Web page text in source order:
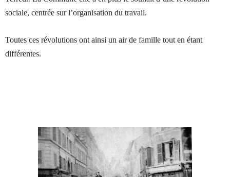
sociale, centrée sur l’organisation du travail.
Toutes ces révolutions ont ainsi un air de famille tout en étant
différentes.